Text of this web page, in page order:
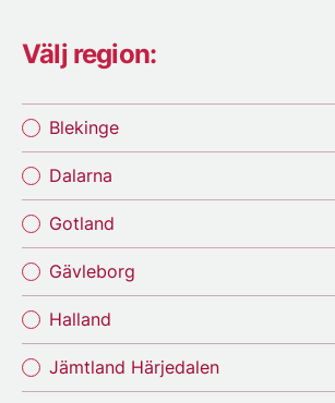
Välj region:
Blekinge
Dalarna
Gotland
Gävleborg
Halland
Jämtland Härjedalen